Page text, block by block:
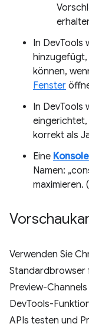
In DevTools
hinzugefügt,
können,
Fenster
In DevTools
korrekt als
Eine
Namen:
maximieren. (
Verwenden Sie
Standardbrowser
Preview-
DevTools-
APIs testen und